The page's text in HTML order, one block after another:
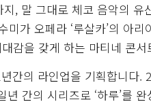
, 말 그대로 체코 음악의 유
가 오페라 ‘루살카’의 아
감을 갖게 하는 마티네 콘서
간의 라인업을 기획합니다.
간의 시리즈로 ‘하루’를